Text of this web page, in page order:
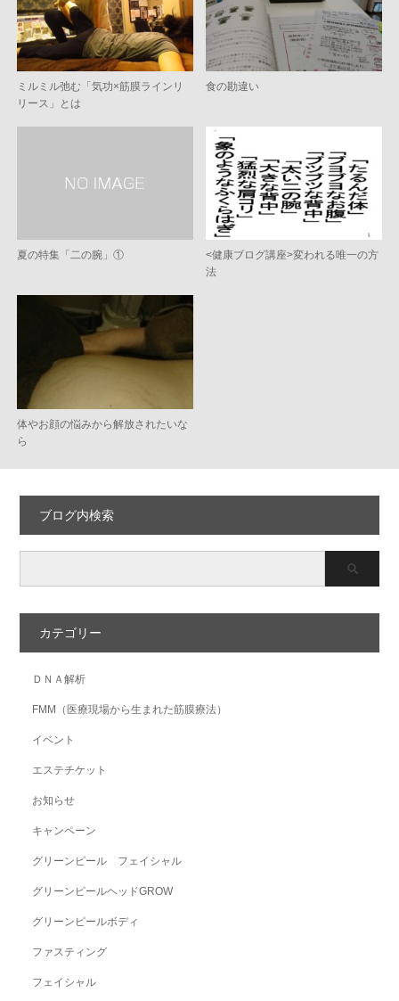
ミルミル弛む「気功×筋膜ラインリ
リース」とは
食の勘違い
夏の特集「二の腕」①
<健康ブログ講座>変われる唯一の方
法
体やお顔の悩みから解放されたいな
ら
ブログ内検索
カテゴリー
ＤＮＡ解析
FMM（医療現場から生まれた筋膜療法）
イベント
エステチケット
お知らせ
キャンペーン
グリーンピール フェイシャル
グリーンピールヘッドGROW
グリーンピールボディ
ファスティング
フェイシャル